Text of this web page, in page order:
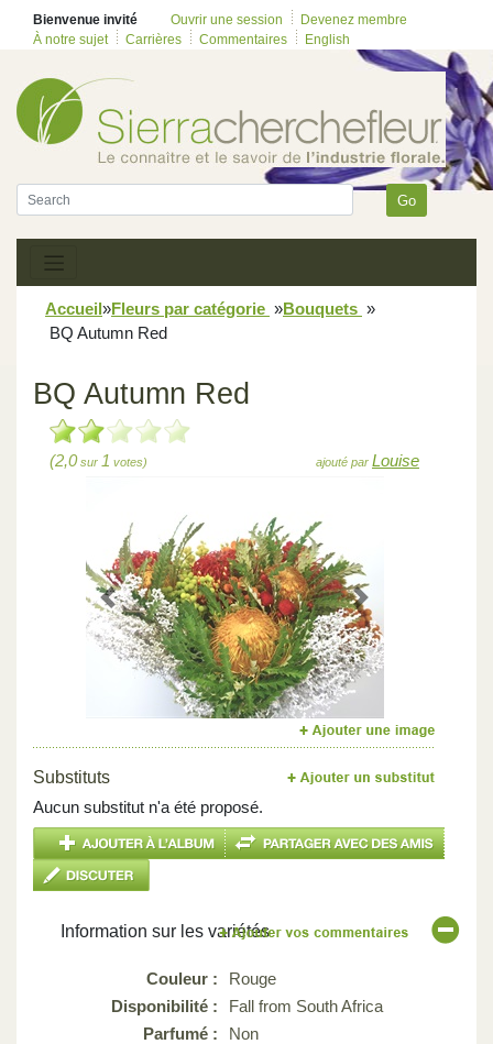
Bienvenue invité Ouvrir une session
Devenez membre
À notre sujet
Carrières Commentaires English
Go
Accueil»Fleurs par catégorie »Bouquets »
BQ Autumn Red
BQ Autumn Red
(2,0sur 1 votes) ajouté par Louise
Previous Next
Substituts
Aucun substitut n'a été proposé.
Information sur les variétés
Couleur :
Rouge
Disponibilité :
Fall from South Africa
Parfumé :
Non